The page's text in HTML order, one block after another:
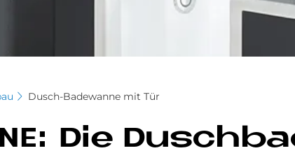
Dusch-Badewanne mit Tür
Die